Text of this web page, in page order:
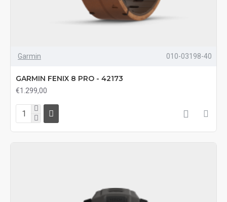
Garmin 010-03198-40
GARMIN FENIX 8 PRO - 42173
€1.299,00